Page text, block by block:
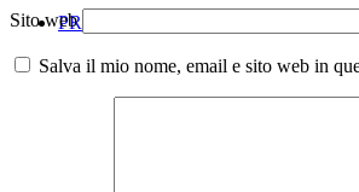
PRODOTTI
Sito web
Salva il mio nome, email e sito web in